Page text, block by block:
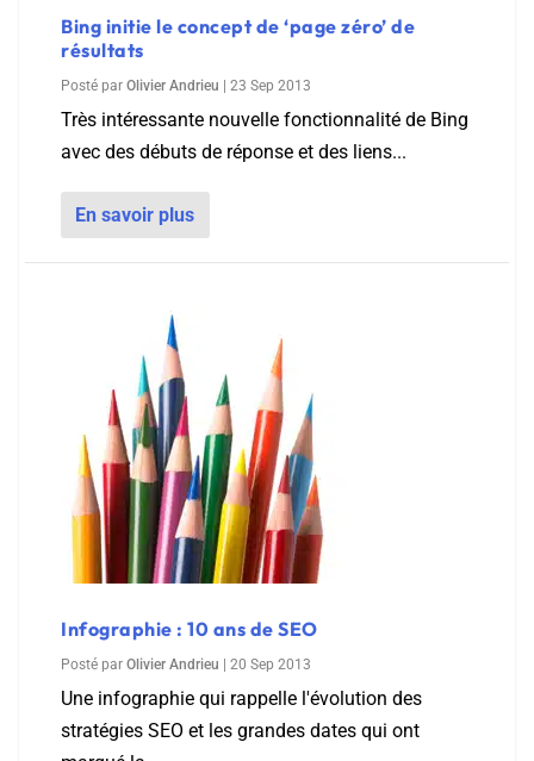
Bing initie le concept de ‘page zéro’ de
résultats
Posté par Olivier Andrieu 23 Sep 2013
Très intéressante nouvelle fonctionnalité de Bing
avec des débuts de réponse et des liens...
En savoir plus
Infographie : 10 ans de SEO
Posté par Olivier Andrieu 20 Sep 2013
Une infographie qui rappelle l'évolution des
stratégies SEO et les grandes dates qui ont